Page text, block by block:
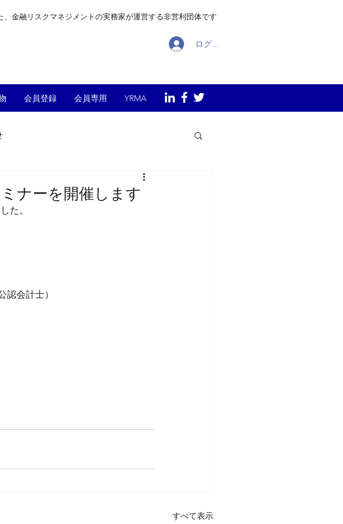
金融リスクマネジメントの実務家が運営する非営利団体です
ログイン
会員登録 会員専用 YRMA
ナーを開催します
た。
会計士）
すべて表示